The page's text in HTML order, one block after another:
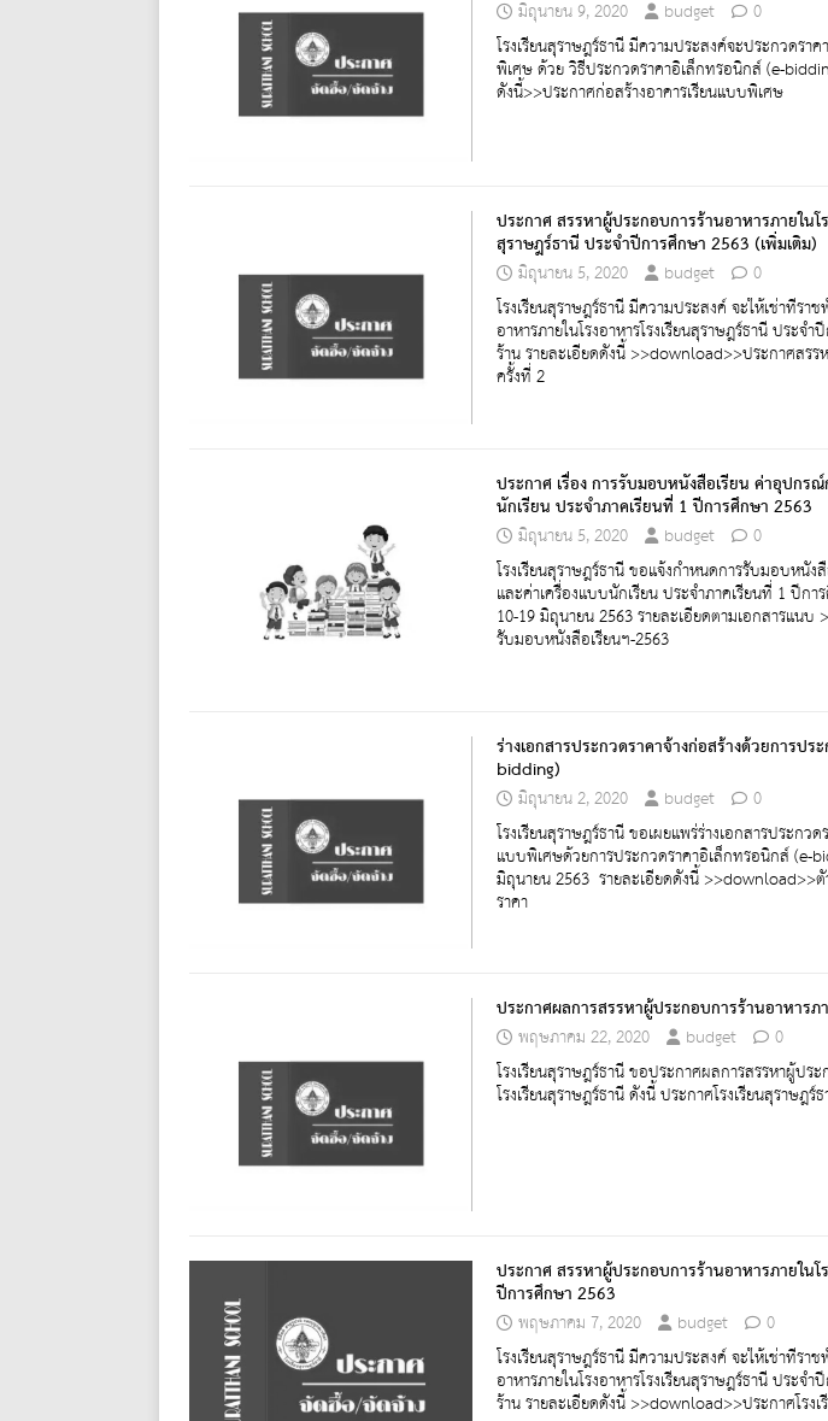
มิถุนายน 9, 2020 budget
0
โรงเรียนสุราษฎร์ธานี มีความประสงค์จะประกวดรา
พิเศษ ด้วย วิธีประกวดราคาอิเล็กทรอนิกส์ (e-
ดังนี้>>ประกาศก่อสร้างอาคารเรียนแบบพิเศษ
ประกาศ สรรหาผู้ประกอบการร้านอาหารภายในโ
สุราษฎร์ธานี ประจำปีการศึกษา 2563 (เพิ่มเติม)
มิถุนายน 5, 2020
budget
0
โรงเรียนสุราษฎร์ธานี มีความประสงค์ จะให้เช่าที่ร
อาหารภายในโรงอาหารโรงเรียนสุราษฎร์ธานี ประจ
ร้าน รายละเอียดดังนี้ >>download>>ประกาศสรร
ครั้งที่ 2
ประกาศ เรื่อง การรับมอบหนังสือเรียน ค่าอุปกร
นักเรียน ประจำภาคเรียนที่ 1 ปีการศึกษา 2563
มิถุนายน 5, 2020
budget
0
โรงเรียนสุราษฎร์ธานี ขอแจ้งกำหนดการรับมอบหนัง
และค่าเครื่องแบบนักเรียน ประจำภาคเรียนที่ 1 ปีก
10-19 มิถุนายน 2563 รายละเอียดตามเอกสารแน
รับมอบหนังสือเรียนฯ-2563
ร่างเอกสารประกวดราคาจ้างก่อสร้างด้วยการป
bidding)
มิถุนายน 2, 2020
budget
0
โรงเรียนสุราษฎร์ธานี ขอเผยแพร่ร่างเอกสารประกว
แบบพิเศษด้วยการประกวดราคาอิเล็กทรอนิกส์ (e-
มิถุนายน 2563 รายละเอียดดังนี้ >>download>>ตั
ราคา
ประกาศผลการสรรหาผู้ประกอบการร้านอาหารภ
พฤษภาคม 22, 2020
budget
0
โรงเรียนสุราษฎร์ธานี ขอประกาศผลการสรรหาผู้ปร
โรงเรียนสุราษฎร์ธานี ดังนี้ ประกาศโรงเรียนสุราษฎร์
ประกาศ สรรหาผู้ประกอบการร้านอาหารภายในโ
ปีการศึกษา 2563
พฤษภาคม 7, 2020
budget
0
โรงเรียนสุราษฎร์ธานี มีความประสงค์ จะให้เช่าที่ร
อาหารภายในโรงอาหารโรงเรียนสุราษฎร์ธานี ประจ
ร้าน รายละเอียดดังนี้ >>download>>ประกาศโรง